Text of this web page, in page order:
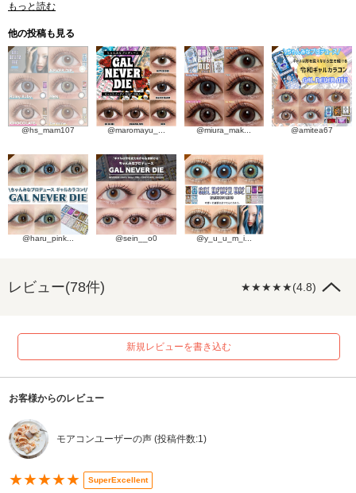
もっと読む
他の投稿も見る
@hs_mam107 @maromayu_... @miura_mak... @amitea67
@haru_pink... @sein__o0 @y_u_u_m_i...
レビュー(78件) ★★★★★(4.8)
新規レビューを書き込む
お客様からのレビュー
モアコンユーザーの声 (投稿件数:1)
★★★★★ SuperExcellent